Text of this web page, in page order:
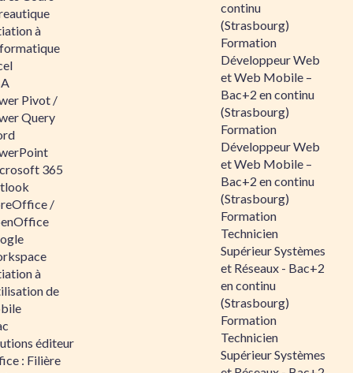
à
Pivot /
Query
365
/
à
de
éditeur
: Filière
continu
(Strasbourg)
Formation
Développeur Web
et Web Mobile –
Bac+2 en continu
(Strasbourg)
Formation
Développeur Web
et Web Mobile –
Bac+2 en continu
(Strasbourg)
Formation
Technicien
Supérieur Systèmes
et Réseaux - Bac+2
en continu
(Strasbourg)
Formation
Technicien
Supérieur Systèmes